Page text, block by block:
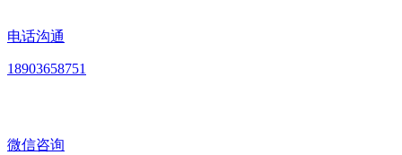
电话沟通
18903658751
微信咨询